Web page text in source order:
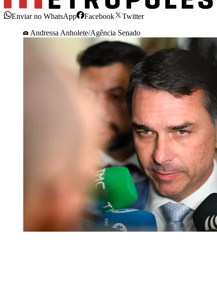
Enviar no WhatsApp Facebook
Twitter
Andressa Anholete/Agência Senado